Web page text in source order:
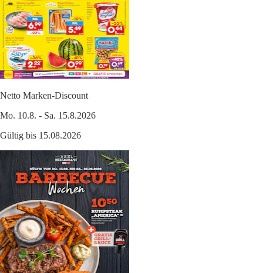
Netto Marken-Discount
Mo. 10.8. - Sa. 15.8.2026
Gültig bis 15.08.2026